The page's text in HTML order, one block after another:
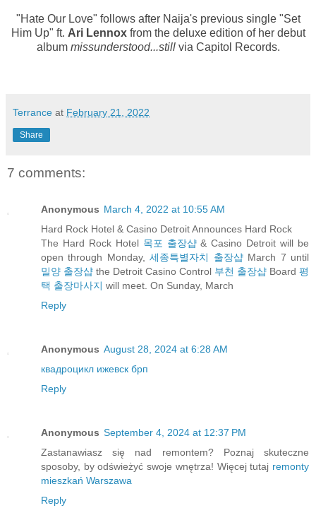
"Hate Our Love" follows after Naija's previous single "Set
Him Up" ft. Ari Lennoxfrom the deluxe edition of her debut
album missunderstood...still via Capitol Records.
Terrance at February 21, 2022
Share
7 comments:
Anonymous March 4, 2022 at 10:55 AM
Hard Rock Hotel & Casino Detroit Announces Hard Rock
The Hard Rock Hotel 목포 출장샵& Casino Detroit will be
open through Monday,세종특별자치 출장샵March 7 until
밀양 출장샵 the Detroit Casino Control 부천 출장샵 Board 평
택 출장마사지 will meet. On Sunday, March
Reply
Anonymous August 28, 2024 at 6:28 AM
квадроцикл ижевск брп
Reply
Anonymous September 4, 2024 at 12:37 PM
Zastanawiasz się nad remontem? Poznaj skuteczne
sposoby, by odświeżyć swoje wnętrza! Więcej tutaj remonty
mieszkań Warszawa
Reply